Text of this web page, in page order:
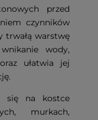
przed
czynników
trwałą warstwę
wody,
ułatwia jej
się na kostce
murkach,